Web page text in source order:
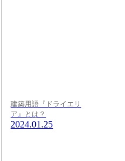
建築用語『ドライエリ
ア』とは？
2024.01.25